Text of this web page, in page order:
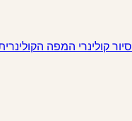
סיור קולינרי המפה